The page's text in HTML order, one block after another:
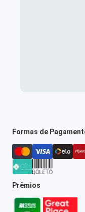
Formas de
Prêmios